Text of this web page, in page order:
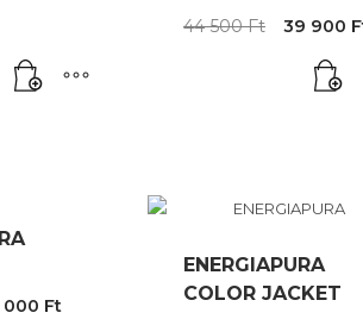
44 500Ft
was:
39 900
000 Ft
ENERGIAPURA
COLOR JACKET